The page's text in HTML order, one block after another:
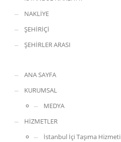
NAKLİYE
ŞEHİRİÇİ
ŞEHİRLER ARASI
ANA SAYFA
KURUMSAL
MEDYA
HİZMETLER
İstanbul İçi Taşıma Hizmeti